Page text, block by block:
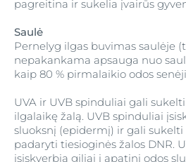
pagreitina ir sukelia įvairūs
Saulė
Pernelyg ilgas buvimas saulėje
nepakankama apsauga nuo
kaip 80 % pirmalaikio odos
UVA ir UVB spinduliai gali
ilgalaikę žalą. UVB spinduliai
sluoksnį (epidermį) ir gali
padaryti tiesioginės žalos DNR.
įsiskverbia giliai į apatinį odos